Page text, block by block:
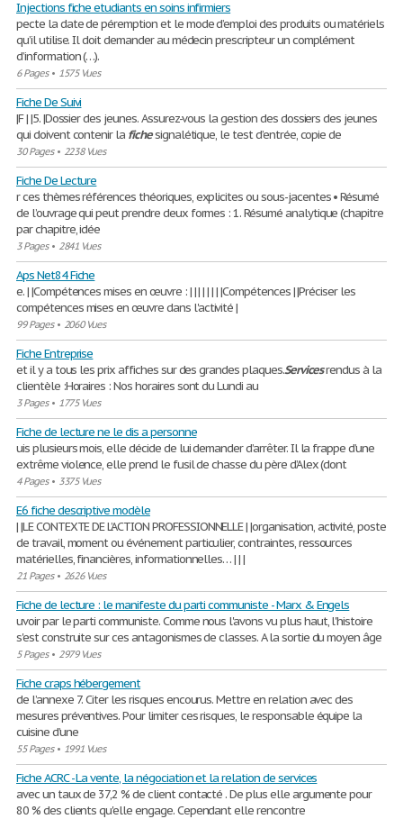
Injections fiche etudiants en soins infirmiers
pecte la date de péremption et le mode d’emploi des produits ou matériels
qu’il utilise. Il doit demander au médecin prescripteur un complément
d’information (…).
6 Pages• 1575 Vues
Fiche De Suivi
|F | |5. |Dossier des jeunes. Assurez-vous la gestion des dossiers des jeunes
qui doivent contenir la fichesignalétique, le test d’entrée, copie de
30 Pages• 2238 Vues
Fiche De Lecture
r ces thèmes références théoriques, explicites ou sous-jacentes • Résumé
de l’ouvrage qui peut prendre deux formes : 1. Résumé analytique (chapitre
par chapitre, idée
3 Pages• 2841 Vues
Aps Net84 Fiche
e. | |Compétences mises en œuvre : | | | | | | | |Compétences | |Préciser les
compétences mises en œuvre dans l'activité |
99 Pages• 2060 Vues
Fiche Entreprise
et il y a tous les prix affiches sur des grandes plaques.Servicesrendus à la
clientèle :Horaires : Nos horaires sont du Lundi au
3 Pages• 1775 Vues
Fiche de lecture ne le dis a personne
uis plusieurs mois, elle décide de lui demander d’arrêter. Il la frappe d’une
extrême violence, elle prend le fusil de chasse du père d’Alex (dont
4 Pages• 3375 Vues
E6 fiche descriptive modèle
| |LE CONTEXTE DE L’ACTION PROFESSIONNELLE | |organisation, activité, poste
de travail, moment ou événement particulier, contraintes, ressources
matérielles, financières, informationnelles… | | |
21 Pages• 2626 Vues
Fiche de lecture : le manifeste du parti communiste - Marx & Engels
uvoir par le parti communiste. Comme nous l'avons vu plus haut, l'histoire
s'est construite sur ces antagonismes de classes. A la sortie du moyen âge
5 Pages• 2979 Vues
Fiche craps hébergement
de l’annexe 7. Citer les risques encourus. Mettre en relation avec des
mesures préventives. Pour limiter ces risques, le responsable équipe la
cuisine d’une
55 Pages• 1991 Vues
Fiche ACRC - La vente, la négociation et la relation de services
avec un taux de 37,2 % de client contacté . De plus elle argumente pour
80 % des clients qu'elle engage. Cependant elle rencontre